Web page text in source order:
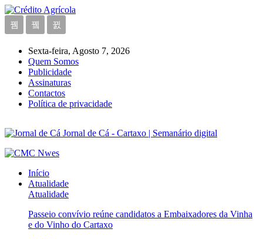
Sexta-feira, Agosto 7, 2026
Quem Somos
Publicidade
Assinaturas
Contactos
Política de privacidade
Jornal de Cá - Cartaxo | Semanário digital
Início
Atualidade
Atualidade
Passeio convívio reúne candidatos a Embaixadores da Vinha
e do Vinho do Cartaxo